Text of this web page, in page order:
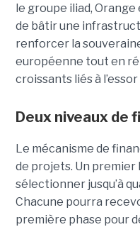
le groupe iliad,
de bâtir une
renforcer la
européenne tout en
croissants liés à l’essor
Deux niveaux de
Le mécanisme de
de projets. Un
sélectionner jusqu’à
Chacune pourra
première phase pour